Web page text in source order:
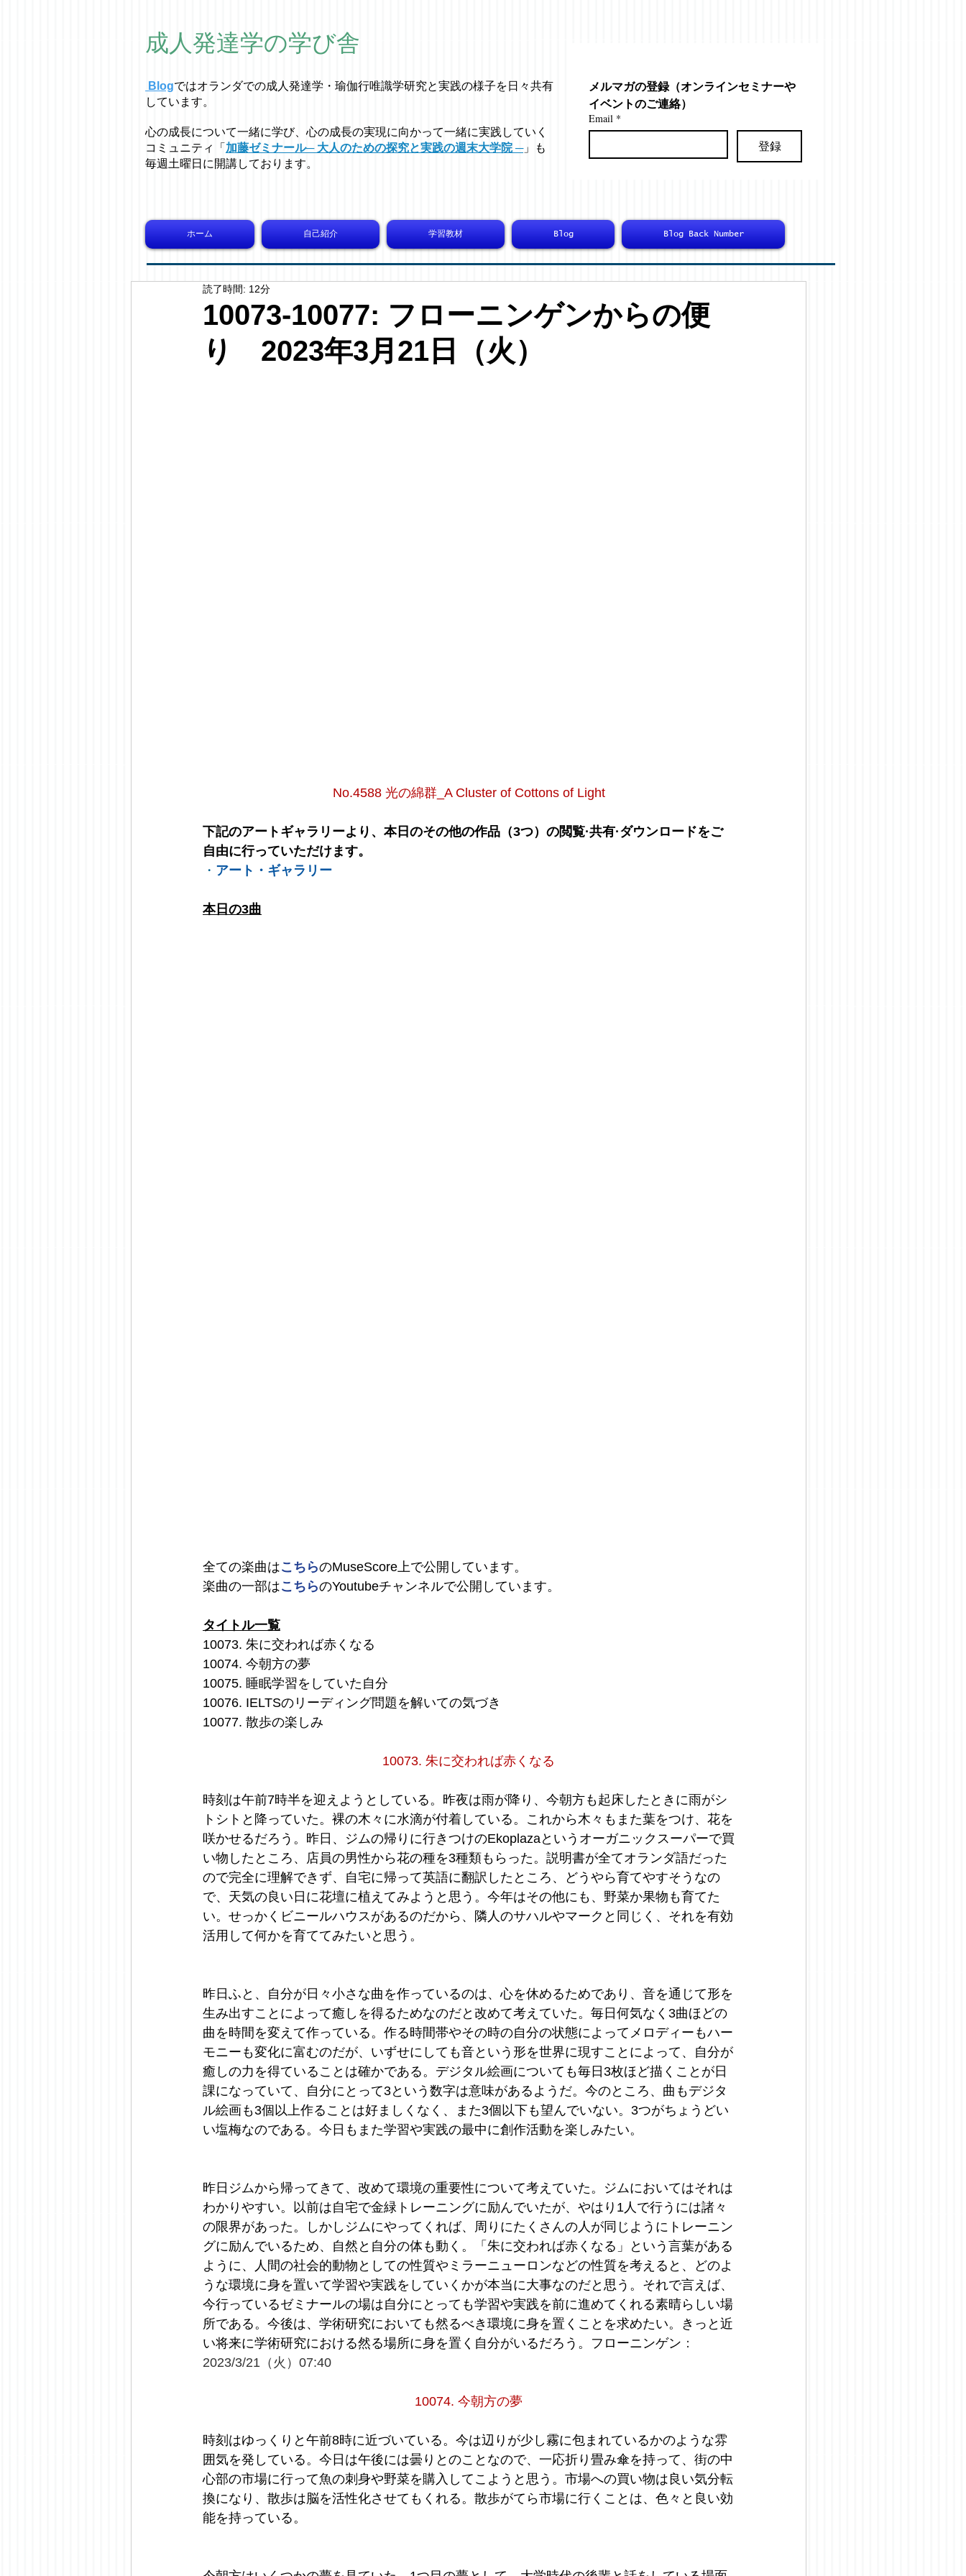
成人発達学の学び舎
Blogではオラ ンダでの成人発達学・ 瑜伽行唯識学研究と実践の様子を日々共有
しています。
心の成長について一緒に学び、心の成長の実現に向かって一緒に実践していく
コミュニティ「 加藤ゼミナール─ 大人のための探究と実践の週末大学院 ─」も
毎週土曜日に開講しております。
メルマガの登録（オンラインセミナーや
イベントのご連絡）
Email *
登録
ホーム 自己紹介 学習教材 Blog Blog Back Number
10073-10077: フローニンゲンからの便
り 2023年3月21日（火）
読了時間: 12分
No.4588 光の綿群_A Cluster of Cottons of Light
下記のアートギャラリーより、本日のその他の作品（3つ）の閲覧·共有·ダウンロードをご
自由に行っていただけます。
・ アート・ギャラリー
本日の3曲
全ての楽曲はこちらのMuseScore上で公開しています。
楽曲の一部はこちらのYoutubeチャンネルで公開しています。
タイトル一覧
10073. 朱に交われば赤くなる
10074. 今朝方の夢
10075. 睡眠学習をしていた自分
10076. IELTSのリーディング問題を解いての気づき
10077. 散歩の楽しみ
10073. 朱に交われば赤くなる
時刻は午前7時半を迎えようとしている。昨夜は雨が降り、今朝方も起床したときに雨がシ
トシトと降っていた。裸の木々に水滴が付着している。これから木々もまた葉をつけ、花を
咲かせるだろう。昨日、ジムの帰りに行きつけのEkoplazaというオーガニックスーパーで買
い物したところ、店員の男性から花の種を3種類もらった。説明書が全てオランダ語だった
ので完全に理解できず、自宅に帰って英語に翻訳したところ、どうやら育てやすそうなの
で、天気の良い日に花壇に植えてみようと思う。今年はその他にも、野菜か果物も育てた
い。せっかくビニールハウスがあるのだから、隣人のサハルやマークと同じく、それを有効
活用して何かを育ててみたいと思う。
昨日ふと、自分が日々小さな曲を作っているのは、心を休めるためであり、音を通じて形を
生み出すことによって癒しを得るためなのだと改めて考えていた。毎日何気なく3曲ほどの
曲を時間を変えて作っている。作る時間帯やその時の自分の状態によってメロディーもハー
モニーも変化に富むのだが、いずせにしても音という形を世界に現すことによって、自分が
癒しの力を得ていることは確かである。デジタル絵画についても毎日3枚ほど描くことが日
課になっていて、自分にとって3という数字は意味があるようだ。今のところ、曲もデジタ
ル絵画も3個以上作ることは好ましくなく、また3個以下も望んでいない。3つがちょうどい
い塩梅なのである。今日もまた学習や実践の最中に創作活動を楽しみたい。
昨日ジムから帰ってきて、改めて環境の重要性について考えていた。ジムにおいてはそれは
わかりやすい。以前は自宅で金緑トレーニングに励んでいたが、やはり1人で行うには諸々
の限界があった。しかしジムにやってくれば、周りにたくさんの人が同じようにトレーニン
グに励んでいるため、自然と自分の体も動く。「朱に交われば赤くなる」という言葉がある
ように、人間の社会的動物としての性質やミラーニューロンなどの性質を考えると、どのよ
うな環境に身を置いて学習や実践をしていくかが本当に大事なのだと思う。それで言えば、
今行っているゼミナールの場は自分にとっても学習や実践を前に進めてくれる素晴らしい場
所である。今後は、学術研究においても然るべき環境に身を置くことを求めたい。きっと近
い将来に学術研究における然る場所に身を置く自分がいるだろう。フローニンゲン ：
2023/3/21（火）07:40
10074. 今朝方の夢
時刻はゆっくりと午前8時に近づいている。今は辺りが少し霧に包まれているかのような雰
囲気を発している。今日は午後には曇りとのことなので、一応折り畳み傘を持って、街の中
心部の市場に行って魚の刺身や野菜を購入してこようと思う。市場への買い物は良い気分転
換になり、散歩は脳を活性化させてもくれる。散歩がてら市場に行くことは、色々と良い効
能を持っている。